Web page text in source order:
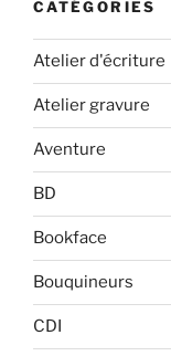
CATÉGORIES
Atelier d'écriture
Atelier gravure
Aventure
BD
Bookface
Bouquineurs
CDI